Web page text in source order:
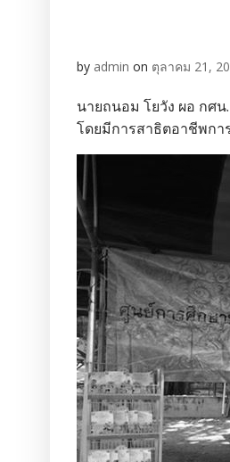
by admin on ตุลาคม 21,
นายถนอม โยวัง ผอ กศ
โดยมีการสาธิตอาชีพกา